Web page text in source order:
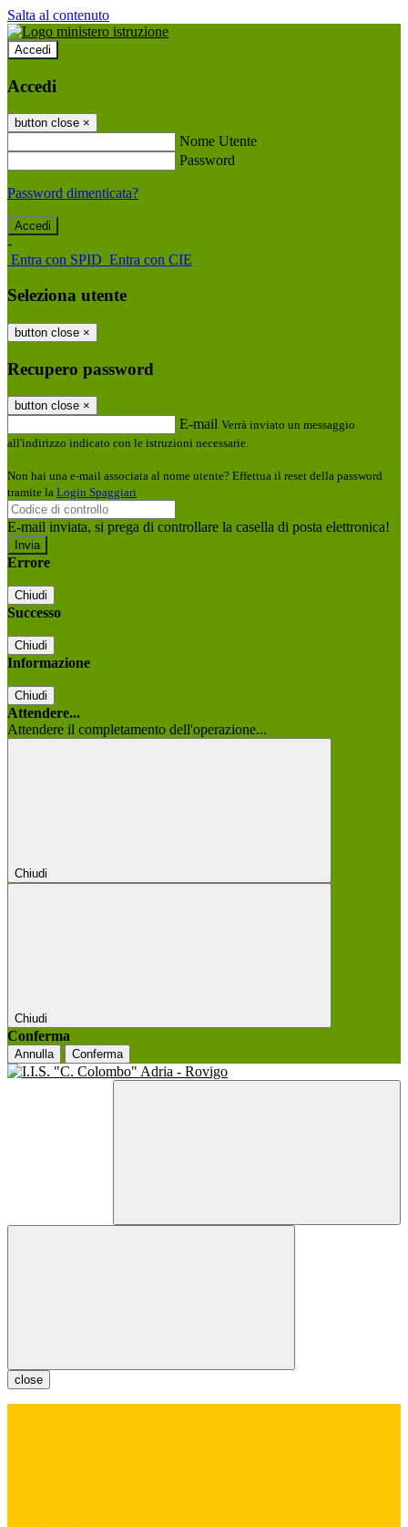
Salta al contenuto
Accedi
Accedi
button close ×
Nome Utente
Password
Password dimenticata?
-
Entra con SPID Entra con CIE
Seleziona utente
button close ×
Recupero password
button close ×
E-mail Verrà inviato un messaggio
all'indirizzo indicato con le istruzioni necessarie.
Non hai una e-mail associata al nome utente? Effettua il reset della password
tramite la Login Spaggiari
E-mail inviata, si prega di controllare la casella di posta elettronica!
Errore
Chiudi
Successo
Chiudi
Informazione
Chiudi
Attendere...
Attendere il completamento dell'operazione...
Chiudi
Chiudi
Conferma
Annulla Conferma
close